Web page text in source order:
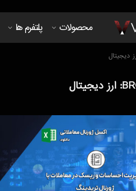
محصولات پلتفرم ها
دیجیتال
ارز دیجیتال